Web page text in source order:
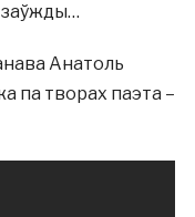
Анатоль
па творах паэта –